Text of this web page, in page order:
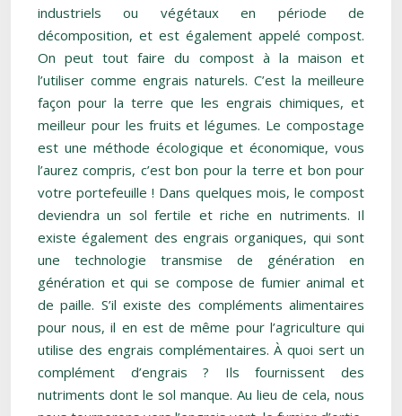
industriels ou végétaux en période de
décomposition, et est également appelé compost.
On peut tout faire du compost à la maison et
l’utiliser comme engrais naturels. C’est la meilleure
façon pour la terre que les engrais chimiques, et
meilleur pour les fruits et légumes. Le compostage
est une méthode écologique et économique, vous
l’aurez compris, c’est bon pour la terre et bon pour
votre portefeuille ! Dans quelques mois, le compost
deviendra un sol fertile et riche en nutriments. Il
existe également des engrais organiques, qui sont
une technologie transmise de génération en
génération et qui se compose de fumier animal et
de paille. S’il existe des compléments alimentaires
pour nous, il en est de même pour l’agriculture qui
utilise des engrais complémentaires. À quoi sert un
complément d’engrais ? Ils fournissent des
nutriments dont le sol manque. Au lieu de cela, nous